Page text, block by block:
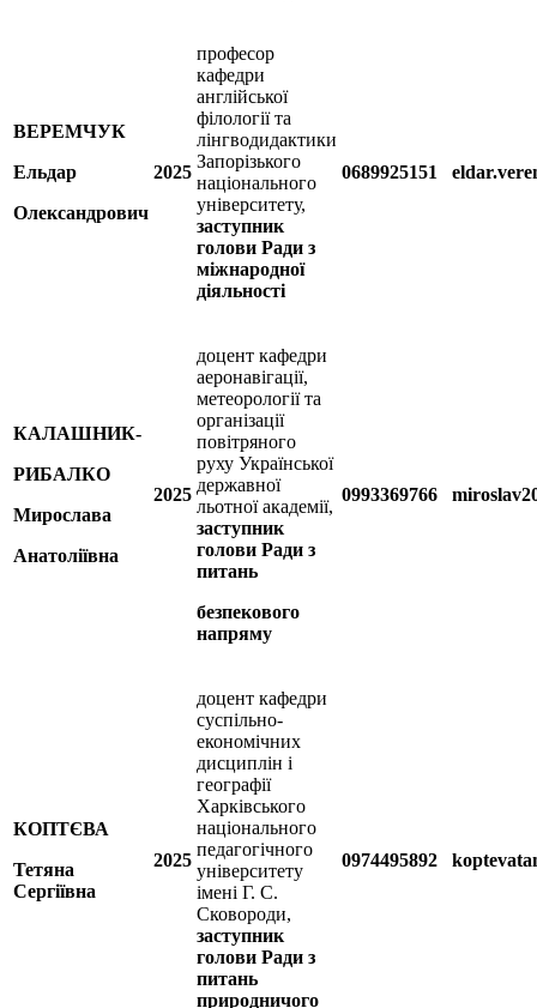
ВЕРЕМЧУК
Ельдар
Олександрович
2025
професор
кафедри
англійської
філології та
лінгводидактики
Запорізького
національного
університету,
заступник
голови Ради з
міжнародної
діяльності
0689925151
КАЛАШНИК-
РИБАЛКО
Мирослава
Анатоліївна
2025
доцент кафедри
аеронавігації,
метеорології та
організації
повітряного
руху Української
державної
льотної академії,
заступник
голови Ради з
питань
безпекового
напряму
0993369766
КОПТЄВА
Тетяна
Сергіївна
2025
доцент кафедри
суспільно-
економічних
дисциплін і
географії
Харківського
національного
педагогічного
університету
імені Г. С.
Сковороди,
заступник
голови Ради з
питань
природничого
0974495892